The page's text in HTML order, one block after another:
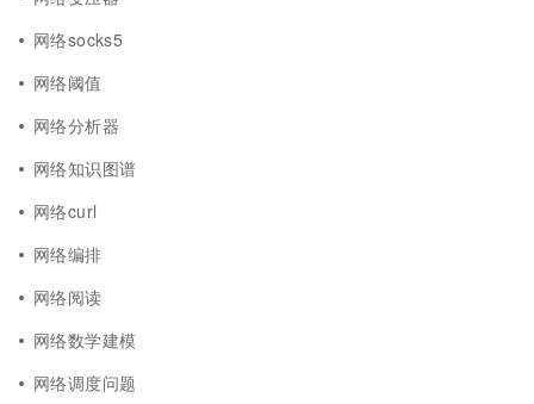
网络socks5
网络阈值
网络分析器
网络知识图谱
网络curl
网络编排
网络阅读
网络数学建模
网络调度问题